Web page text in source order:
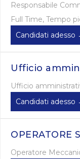
Responsabile
Full Time Tempo
Candidati adesso
Ufficio
Ufficio
Candidati adesso
OPERATORE
Operatore